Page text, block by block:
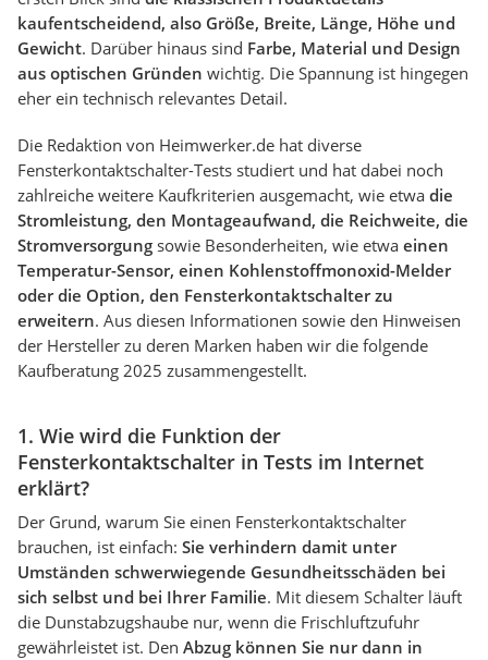
kaufentscheidend, also Größe, Breite, Länge, Höhe und
Gewicht. Darüber hinaus sind Farbe, Material und Design
aus optischen Gründen wichtig. Die Spannung ist hingegen
eher ein technisch relevantes Detail.
Die Redaktion von Heimwerker.de hat diverse
Fensterkontaktschalter-Tests studiert und hat dabei noch
zahlreiche weitere Kaufkriterien ausgemacht, wie etwa die
Stromleistung, den Montageaufwand, die Reichweite, die
Stromversorgung sowie Besonderheiten, wie etwa einen
Temperatur-Sensor, einen Kohlenstoffmonoxid-Melder
oder die Option, den Fensterkontaktschalter zu
erweitern. Aus diesen Informationen sowie den Hinweisen
der Hersteller zu deren Marken haben wir die folgende
Kaufberatung 2025 zusammengestellt.
1. Wie wird die Funktion der
Fensterkontaktschalter in Tests im Internet
erklärt?
Der Grund, warum Sie einen Fensterkontaktschalter
brauchen, ist einfach: Sie verhindern damit unter
Umständen schwerwiegende Gesundheitsschäden bei
sich selbst und bei Ihrer Familie. Mit diesem Schalter läuft
die Dunstabzugshaube nur, wenn die Frischluftzufuhr
gewährleistet ist. Den Abzug können Sie nur dann in